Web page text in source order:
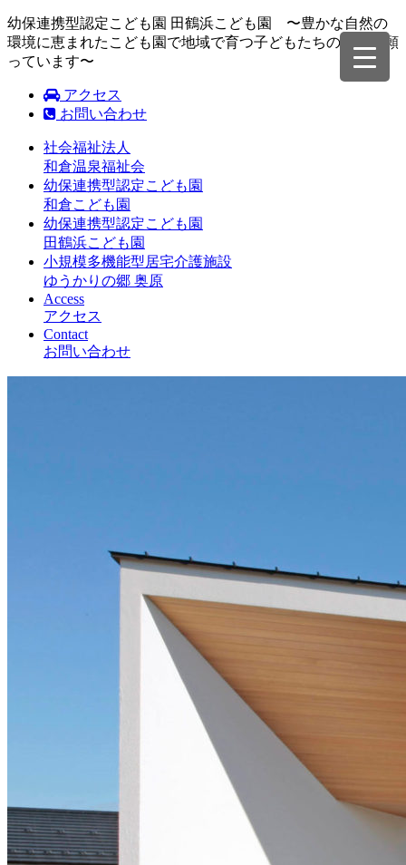
幼保連携型認定こども園 田鶴浜こども園 〜豊かな自然の
環境に恵まれたこども園で地域で育つ子どもたちの成長を願
っています〜
アクセス
お問い合わせ
社会福祉法人
和倉温泉福祉会
幼保連携型認定こども園
和倉こども園
幼保連携型認定こども園
田鶴浜こども園
小規模多機能型居宅介護施設
ゆうかりの郷 奥原
Access
アクセス
Contact
お問い合わせ